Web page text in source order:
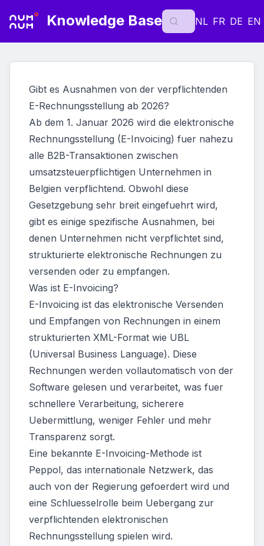
Knowledge Base NL FR DE EN
Gibt es Ausnahmen von der verpflichtenden
E-Rechnungsstellung ab 2026?
Ab dem 1. Januar 2026 wird die elektronische
Rechnungsstellung (E-Invoicing) fuer nahezu
alle B2B-Transaktionen zwischen
umsatzsteuerpflichtigen Unternehmen in
Belgien verpflichtend. Obwohl diese
Gesetzgebung sehr breit eingefuehrt wird,
gibt es einige spezifische Ausnahmen, bei
denen Unternehmen nicht verpflichtet sind,
strukturierte elektronische Rechnungen zu
versenden oder zu empfangen.
Was ist E-Invoicing?
E-Invoicing ist das elektronische Versenden
und Empfangen von Rechnungen in einem
strukturierten XML-Format wie UBL
(Universal Business Language). Diese
Rechnungen werden vollautomatisch von der
Software gelesen und verarbeitet, was fuer
schnellere Verarbeitung, sicherere
Uebermittlung, weniger Fehler und mehr
Transparenz sorgt.
Eine bekannte E-Invoicing-Methode ist
Peppol, das internationale Netzwerk, das
auch von der Regierung gefoerdert wird und
eine Schluesselrolle beim Uebergang zur
verpflichtenden elektronischen
Rechnungsstellung spielen wird.